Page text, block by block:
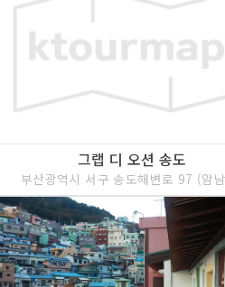
그랩 디 오션 송도
부산광역시 서구 송도해변로 97 (암